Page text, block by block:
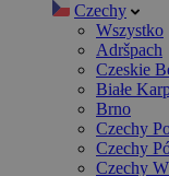
Czechy
Wszystko
Adršpach
Czeskie
Białe
Brno
Czechy
Czechy
Czechy